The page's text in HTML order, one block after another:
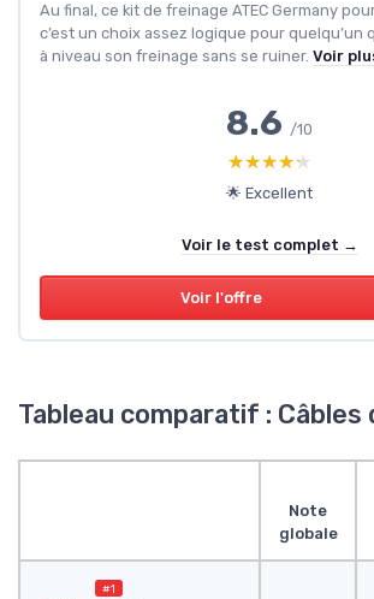
Au final, ce kit de freinage ATEC Germany
c’est un choix assez logique pour quelqu’un
à niveau son freinage sans se ruiner. Voir
8.6 /10
★★★★★
★★★★★
🌟 Excellent
Voir le test complet →
Voir l'offre
Tableau comparatif : Câbles
Note
globale
#1